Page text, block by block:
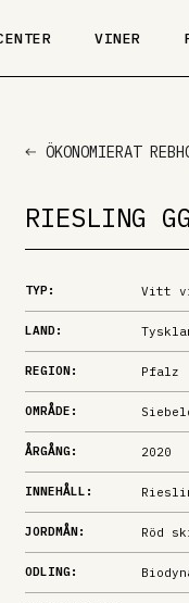
VINER
ÖKONOMIERAT
RIESLING
TYP: Vitt
LAND:
REGION: Pfalz
OMRÅDE:
ÅRGÅNG: 2020
INNEHÅLL:
JORDMÅN: Röd
ODLING: